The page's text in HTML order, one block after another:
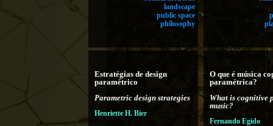
landscape
public space
philosophy
Estratégias de design
paramétrico
Parametric design strategies
Henriette H. Bier
O que é música
paramétrica?
What is cognitive
music?
Fernando Egido